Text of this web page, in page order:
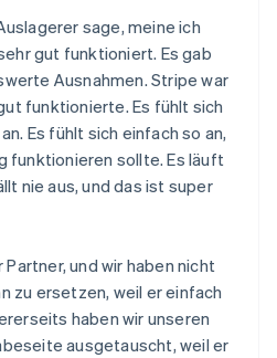
sage, meine ich
gut funktioniert. Es gab
Ausnahmen. Stripe war
funktionierte. Es fühlt sich
Es fühlt sich einfach so an,
funktionieren sollte. Es läuft
nie aus, und das ist super
und wir haben nicht
zu ersetzen, weil er einfach
haben wir unseren
ausgetauscht, weil er